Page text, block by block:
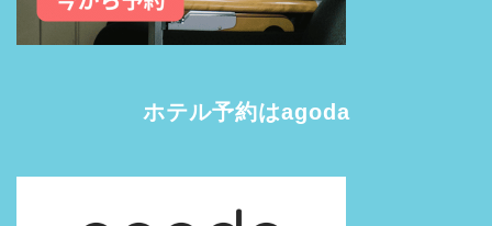
ホテル予約はagoda